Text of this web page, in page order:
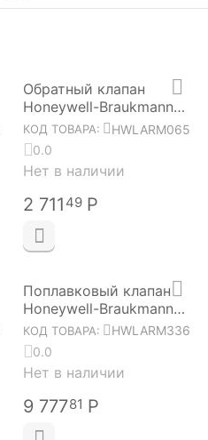
Обратный клапан
Honeywell-Braukmann
RV284-1A HWLARM065
КОД ТОВАРА:
HWLARM065
0.0
Нет в наличии
2 711 49 Р
Поплавковый клапан
Honeywell-Braukmann
VR170-1"A HWLARM336
КОД ТОВАРА:
HWLARM336
0.0
Нет в наличии
9 77781 Р